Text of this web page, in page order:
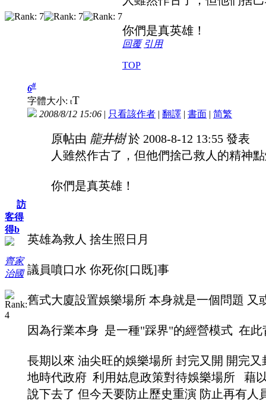
你們是真英雄！
回覆 引用
TOP
訪
客得
得b
齊家
治國
6#
字體大小: tT
2008/8/12 15:06 | 只看該作者 | 翻譯 | 書面 | 简繁
原帖由 龍井樹於 2008-8-12 13:55 發表
人雖然作古了，但他們捨己救人的精神
你們是真英雄！
英雄為救人 捨生照日月
議員噴口水 你死你[口既]事
舊式大廈設置娛樂場所 本身就是一個問題
因為行業本身 是一種"踩界"的經營模式 在
長期以來 油尖旺的娛樂場所 封完又開 開完
地時代政府 利用姑息政策對待娛樂場所 藉
說下去了 但今天要防止歷史重演 防止再有